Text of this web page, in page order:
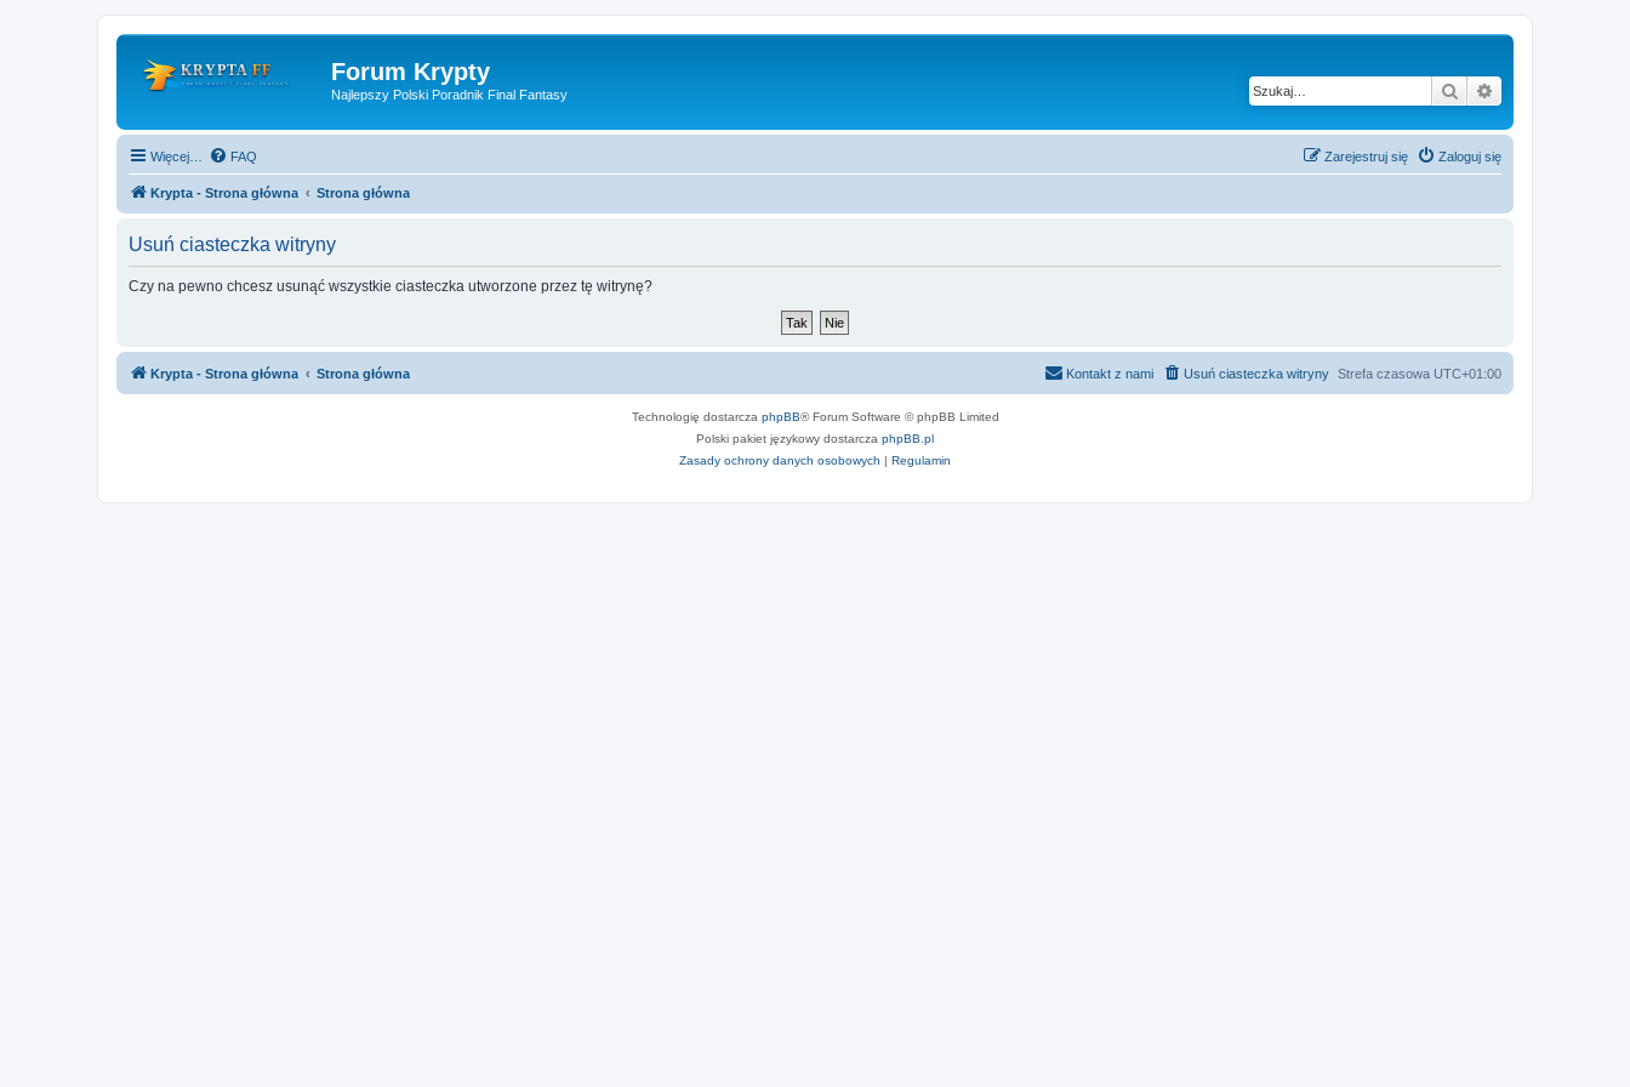
Forum Krypty
Najlepszy Polski Poradnik Final Fantasy Szukaj
Więcej… FAQ Zaloguj się
Zarejestruj się
Krypta - Strona główna Strona główna
Usuń ciasteczka witryny
Czy na pewno chcesz usunąć wszystkie ciasteczka utworzone przez tę witrynę?
Krypta - Strona główna Strona główna Strefa czasowa UTC+01:00
Usuń ciasteczka witryny
Kontakt z nami
Technologię dostarcza phpBB® Forum Software © phpBB Limited
Polski pakiet językowy dostarcza phpBB.pl
Zasady ochrony danych osobowych | Regulamin